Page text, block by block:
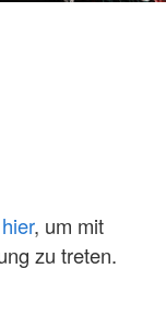
, um mit
zu treten.